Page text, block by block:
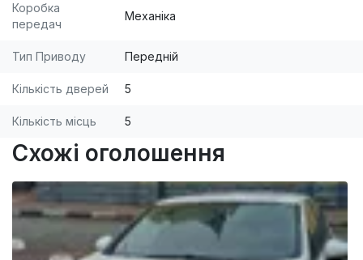
Коробка
передач
Механіка
Тип Приводу Передній
Кількість дверей 5
Кількість місць 5
Схожі оголошення